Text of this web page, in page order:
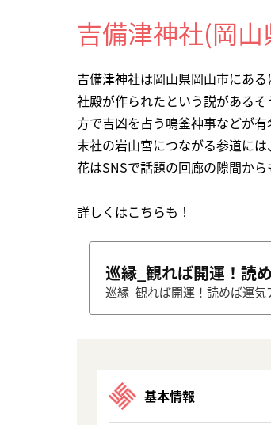
吉備津神社(岡山
吉備津神社は岡山県岡山市にあ
社殿が作られたという説がある
方で吉凶を占う鳴釜神事などが有
末社の岩山宮につながる参道に
花はSNSで話題の回廊の隙間か
詳しくはこちらも！
巡縁_観れば開運！読
巡縁_観れば開運！読めば運
基本情報